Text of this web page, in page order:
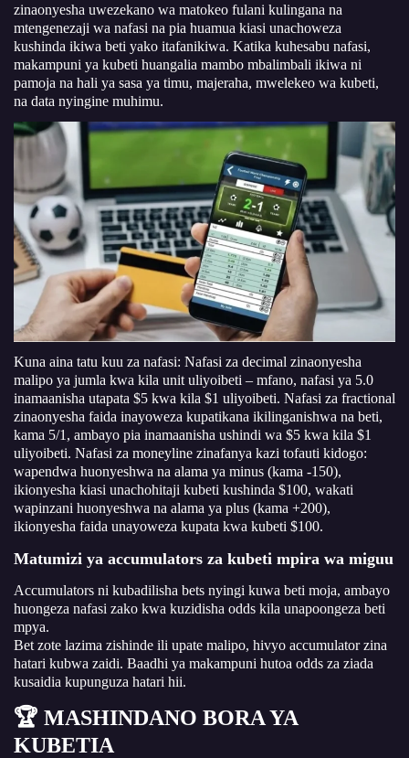
zinaonyesha uwezekano wa matokeo fulani kulingana na
mtengenezaji wa nafasi na pia huamua kiasi unachoweza
kushinda ikiwa beti yako itafanikiwa. Katika kuhesabu nafasi,
makampuni ya kubeti huangalia mambo mbalimbali ikiwa ni
pamoja na hali ya sasa ya timu, majeraha, mwelekeo wa kubeti,
na data nyingine muhimu.
Kuna aina tatu kuu za nafasi: Nafasi za decimal zinaonyesha
malipo ya jumla kwa kila unit uliyoibeti – mfano, nafasi ya 5.0
inamaanisha utapata $5 kwa kila $1 uliyoibeti. Nafasi za fractional
zinaonyesha faida inayoweza kupatikana ikilinganishwa na beti,
kama 5/1, ambayo pia inamaanisha ushindi wa $5 kwa kila $1
uliyoibeti. Nafasi za moneyline zinafanya kazi tofauti kidogo:
wapendwa huonyeshwa na alama ya minus (kama -150),
ikionyesha kiasi unachohitaji kubeti kushinda $100, wakati
wapinzani huonyeshwa na alama ya plus (kama +200),
ikionyesha faida unayoweza kupata kwa kubeti $100.
Matumizi ya accumulators za kubeti mpira wa miguu
Accumulators ni kubadilisha bets nyingi kuwa beti moja, ambayo
huongeza nafasi zako kwa kuzidisha odds kila unapoongeza beti
mpya.
Bet zote lazima zishinde ili upate malipo, hivyo accumulator zina
hatari kubwa zaidi. Baadhi ya makampuni hutoa odds za ziada
kusaidia kupunguza hatari hii.
🏆 MASHINDANO BORA YA
KUBETIA